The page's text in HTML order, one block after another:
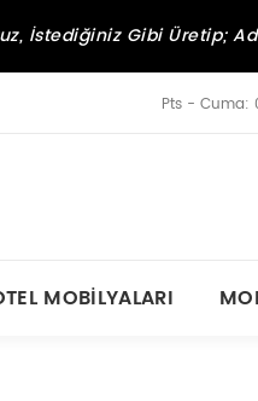
İstediğiniz Gibi Üretip;
Pts - Cuma:
MOBILYALARI